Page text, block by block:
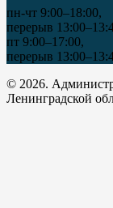
пн-чт 9:00–18:00,
перерыв
пт 9:00–17:00,
перерыв
© 2026.
Ленинградской